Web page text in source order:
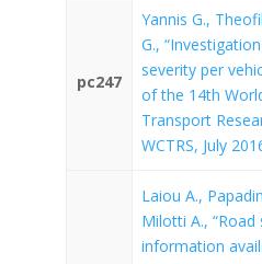
pc247
Yannis G.,
G.,
severity per
of the 14th
Transport
WCTRS, July
Laiou A.,
Milotti A.,
information